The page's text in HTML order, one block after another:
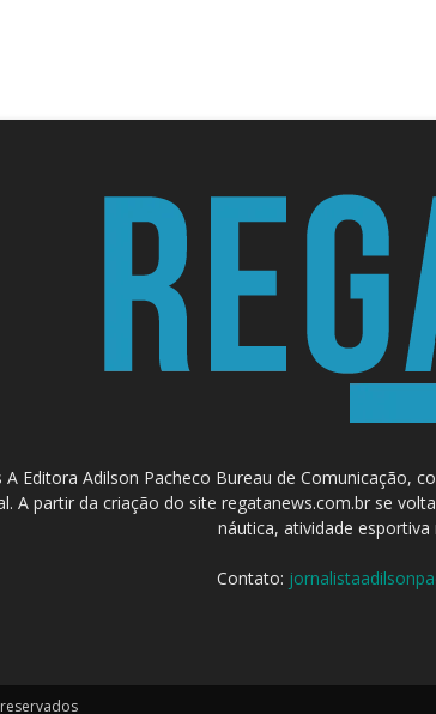
Editora Adilson Pacheco Bureau de Comunicação,
A partir da criação do site regatanews.com.br se
náutica, atividade esportiva
Contato: